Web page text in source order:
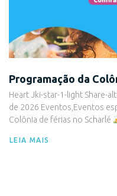
Programação da
Heart Jki-star-1-light Share-
de 2026 Eventos,Eventos
Colônia de férias no Scharlé
LEIA MAIS